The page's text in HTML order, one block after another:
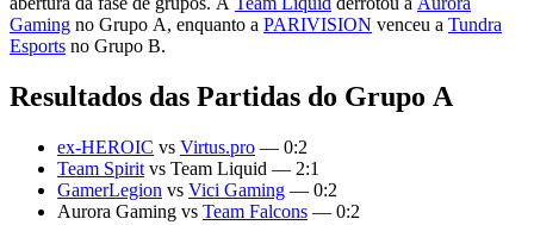
Gaming no Grupo A, enquanto a PARIVISION venceu a Tundra
Esports no Grupo B.
Resultados das Partidas do Grupo A
ex-HEROIC vs Virtus.pro — 0:2
Team Spirit vs Team Liquid — 2:1
GamerLegion vs Vici Gaming — 0:2
Aurora Gaming vs Team Falcons — 0:2